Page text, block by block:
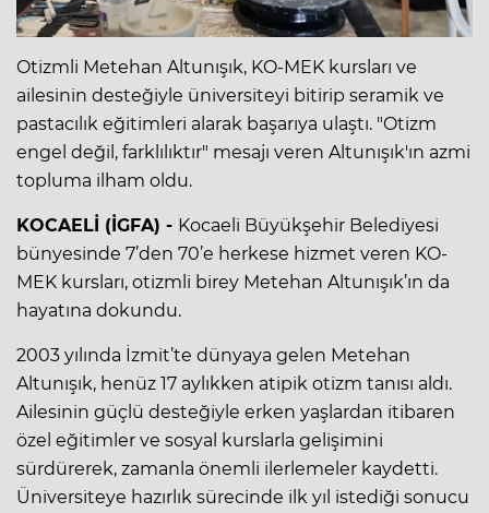
Otizmli Metehan Altunışık, KO-MEK kursları ve
ailesinin desteğiyle üniversiteyi bitirip seramik ve
pastacılık eğitimleri alarak başarıya ulaştı. "Otizm
engel değil, farklılıktır" mesajı veren Altunışık'ın azmi
topluma ilham oldu.
KOCAELİ (İGFA) - Kocaeli Büyükşehir Belediyesi
bünyesinde 7’den 70’e herkese hizmet veren KO-
MEK kursları, otizmli birey Metehan Altunışık’ın da
hayatına dokundu.
2003 yılında İzmit’te dünyaya gelen Metehan
Altunışık, henüz 17 aylıkken atipik otizm tanısı aldı.
Ailesinin güçlü desteğiyle erken yaşlardan itibaren
özel eğitimler ve sosyal kurslarla gelişimini
sürdürerek, zamanla önemli ilerlemeler kaydetti.
Üniversiteye hazırlık sürecinde ilk yıl istediği sonucu